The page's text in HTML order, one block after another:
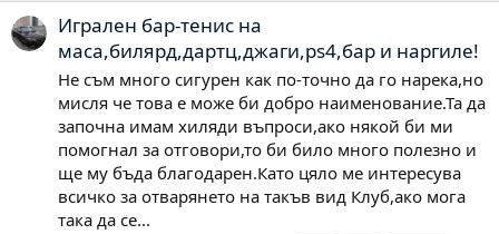
Игрален бар-тенис на
маса,билярд,дартц,джаги,ps4,бар и наргиле!
Не съм много сигурен как по-точно да го нарека,но
мисля че това е може би добро наименование.Та да
започна имам хиляди въпроси,ако някой би ми
помогнал за отговори,то би било много полезно и
ще му бъда благодарен.Като цяло ме интересува
всичко за отварянето на такъв вид Клуб,ако мога
така да се...